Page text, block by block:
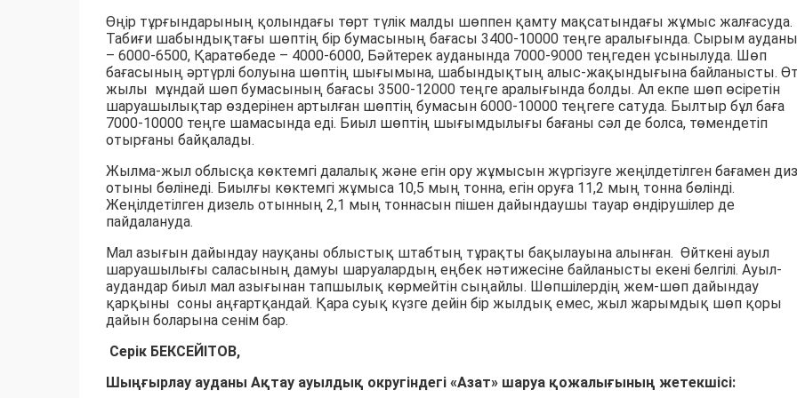
Өңір тұрғындарының қолындағы төрт түлік малды шөппен қамту мақсатындағы жұмыс жалғасуда.
Табиғи шабындықтағы шөптің бір бумасының бағасы 3400-10000 теңге аралығында. Сырым
– 6000-6500, Қаратөбеде – 4000-6000, Бәйтерек ауданында 7000-9000 теңгеден ұсынылуда. Шөп
бағасының әртүрлі болуына шөптің шығымына, шабындықтың алыс-жақындығына байланысты.
жылы мұндай шөп бумасының бағасы 3500-12000 теңге аралығында болды. Ал екпе шөп өсіретін
шаруашылықтар өздерінен артылған шөптің бумасын 6000-10000 теңгеге сатуда. Былтыр бұл баға
7000-10000 теңге шамасында еді. Биыл шөптің шығымдылығы бағаны сәл де болса, төмендетіп
отырғаны байқалады.
Жылма-жыл облысқа көктемгі далалық және егін ору жұмысын жүргізуге жеңілдетілген бағамен
отыны бөлінеді. Биылғы көктемгі жұмыса 10,5 мың тонна, егін оруға 11,2 мың тонна бөлінді.
Жеңілдетілген дизель отынның 2,1 мың тоннасын пішен дайындаушы тауар өндірушілер де
пайдалануда.
Мал азығын дайындау науқаны облыстық штабтың тұрақты бақылауына алынған. Өйткені ауыл
шаруашылығы саласының дамуы шаруалардың еңбек нәтижесіне байланысты екені белгілі. Ауыл-
аудандар биыл мал азығынан тапшылық көрмейтін сыңайлы. Шөпшілердің жем-шөп дайындау
қарқыны соны аңғартқандай. Қара суық күзге дейін бір жылдық емес, жыл жарымдық шөп қоры
дайын боларына сенім бар.
Серік БЕКСЕЙІТОВ,
Шыңғырлау ауданы Ақтау ауылдық округіндегі «Азат» шаруа қожалығының жетекшісі: